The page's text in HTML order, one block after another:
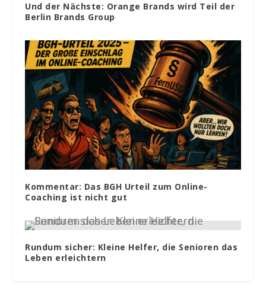
Und der Nächste: Orange Brands wird Teil der
Berlin Brands Group
Kommentar: Das BGH Urteil zum Online-
Coaching ist nicht gut
Rundum sicher: Kleine Helfer, die Senioren das
Leben erleichtern